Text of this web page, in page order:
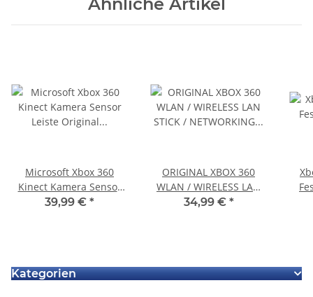
Microsoft Xbox 360
Kinect Kamera Sensor
Leiste Original Microsoft
39,99 € *
ORIGINAL XBOX 360
WLAN / WIRELESS LAN
STICK / NETWORKING
34,99 € *
Kategorien